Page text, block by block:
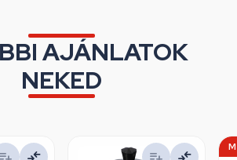
AJÁNLATOK
NEKED